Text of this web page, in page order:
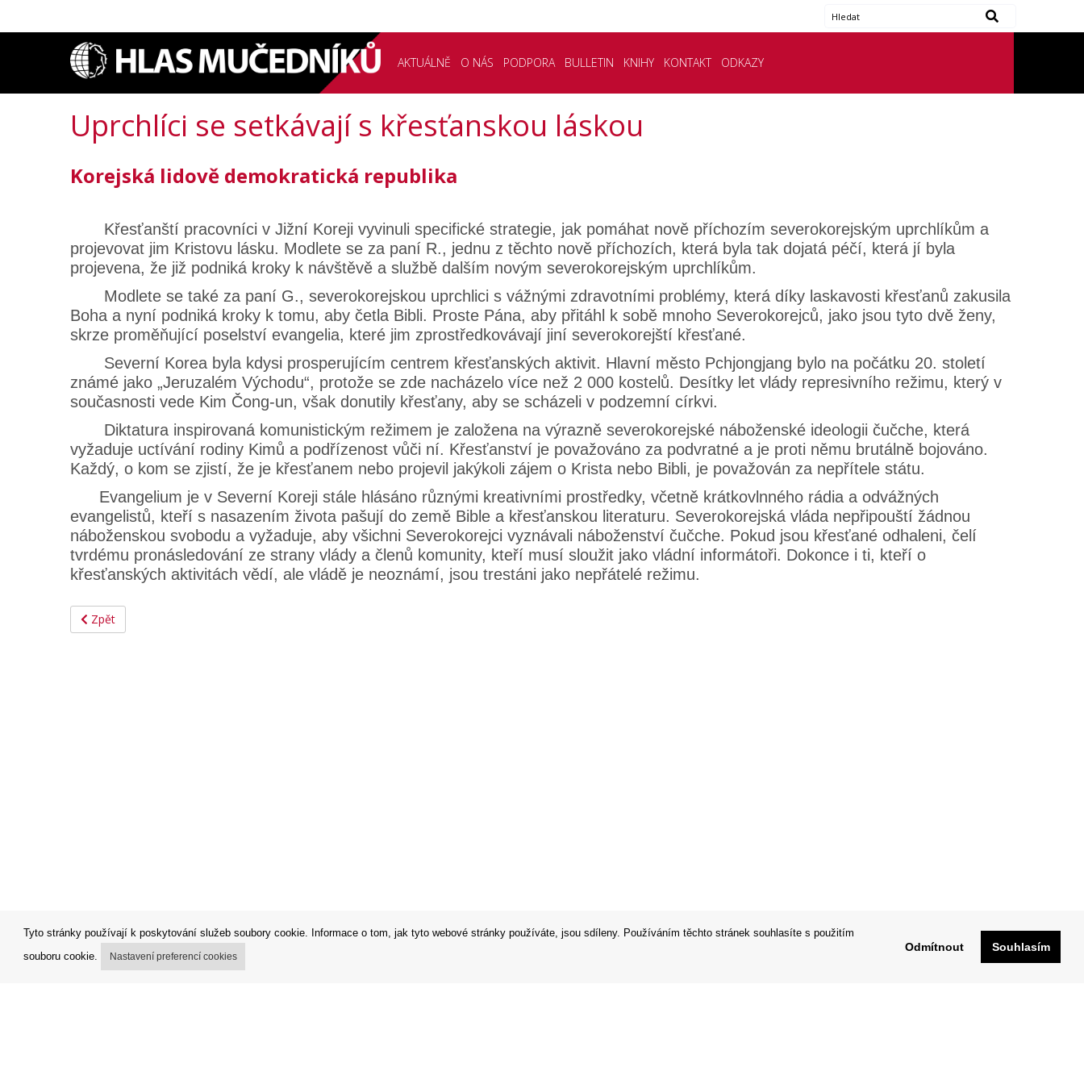
Tyto stránky používají k poskytování služeb soubory cookie. Informace o tom, jak tyto webové stránky používáte, jsou sdíleny. Používáním těchto stránek souhlasíte s použitím
souboru cookie.
Nastavení preferencí cookies
Odmítnout Souhlasím
AKTUÁLNĚ O NÁS PODPORA BULLETIN KNIHY KONTAKT ODKAZY
Uprchlíci se setkávají s křesťanskou láskou
Korejská lidově demokratická republika
Křesťanští pracovníci v Jižní Koreji vyvinuli specifické strategie, jak pomáhat nově příchozím severokorejským uprchlíkům a
projevovat jim Kristovu lásku. Modlete se za paní R., jednu z těchto nově příchozích, která byla tak dojatá péčí, která jí byla
projevena, že již podniká kroky k návštěvě a službě dalším novým severokorejským uprchlíkům.
Modlete se také za paní G., severokorejskou uprchlici s vážnými zdravotními problémy, která díky laskavosti křesťanů zakusila
Boha a nyní podniká kroky k tomu, aby četla Bibli. Proste Pána, aby přitáhl k sobě mnoho Severokorejců, jako jsou tyto dvě ženy,
skrze proměňující poselství evangelia, které jim zprostředkovávají jiní severokorejští křesťané.
Severní Korea byla kdysi prosperujícím centrem křesťanských aktivit. Hlavní město Pchjongjang bylo na počátku 20. století
známé jako „Jeruzalém Východu“, protože se zde nacházelo více než 2 000 kostelů. Desítky let vlády represivního režimu, který v
současnosti vede Kim Čong-un, však donutily křesťany, aby se scházeli v podzemní církvi.
Diktatura inspirovaná komunistickým režimem je založena na výrazně severokorejské náboženské ideologii čučche, která
vyžaduje uctívání rodiny Kimů a podřízenost vůči ní. Křesťanství je považováno za podvratné a je proti němu brutálně bojováno.
Každý, o kom se zjistí, že je křesťanem nebo projevil jakýkoli zájem o Krista nebo Bibli, je považován za nepřítele státu.
Evangelium je v Severní Koreji stále hlásáno různými kreativními prostředky, včetně krátkovlnného rádia a odvážných
evangelistů, kteří s nasazením života pašují do země Bible a křesťanskou literaturu. Severokorejská vláda nepřipouští žádnou
náboženskou svobodu a vyžaduje, aby všichni Severokorejci vyznávali náboženství čučche. Pokud jsou křesťané odhaleni, čelí
tvrdému pronásledování ze strany vlády a členů komunity, kteří musí sloužit jako vládní informátoři. Dokonce i ti, kteří o
křesťanských aktivitách vědí, ale vládě je neoznámí, jsou trestáni jako nepřátelé režimu.
Zpět